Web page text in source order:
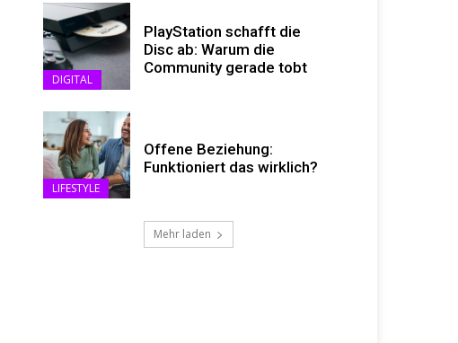
DIGITAL
PlayStation schafft die
Disc ab: Warum die
Community gerade tobt
LIFESTYLE
Offene Beziehung:
Funktioniert das wirklich?
Mehr laden